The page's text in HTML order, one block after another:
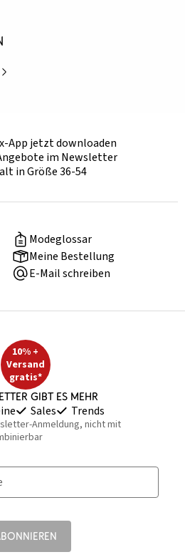
App jetzt downloaden
im Newsletter
in Größe 36-54
Modeglossar
Meine Bestellung
E-Mail schreiben
10% +
Versand
gratis*
gibt es mehr
Sales Trends
Anmeldung, nicht mit